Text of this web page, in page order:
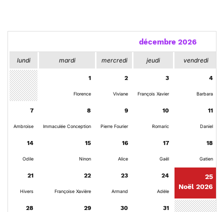
décembre 2026
lundi mardi mercredi jeudi vendredi
1
Florence
2
Viviane
3
François Xavier
4
Barbara
7
Ambroise
8
Immaculée Conception
9
Pierre Fourier
10
Romaric
11
Daniel
14
Odile
15
Ninon
16
Alice
17
Gaël
18
Gatien
21
Hivers
22
Françoise Xavière
23
Armand
24
Adèle
25
Noël 2026
28 29 30 31